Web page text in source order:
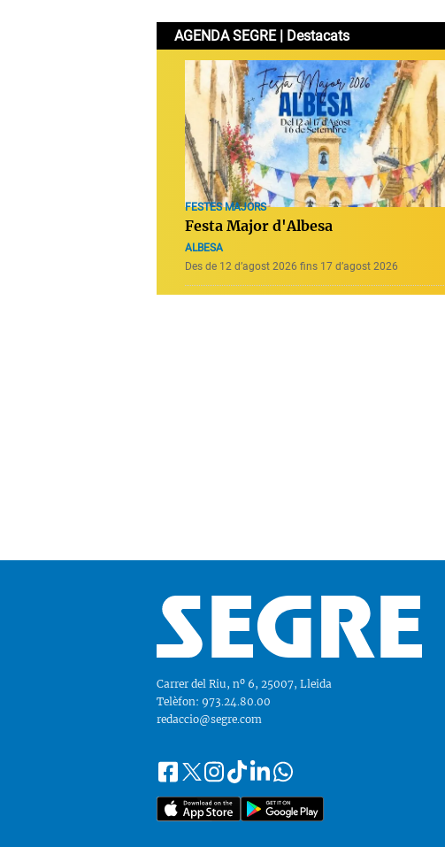
AGENDA SEGRE | Destacats
FESTES MAJORS
Festa Major d'Albesa
ALBESA
Des de 12 d’agost 2026 fins 17 d’agost 2026
Carrer del Riu, nº 6, 25007, Lleida
Telèfon: 973.24.80.00
redaccio@segre.com
Segueix-
nos
a::
Facebook
Twitter
Instagram
TiktokLinkedin
Whatsapp